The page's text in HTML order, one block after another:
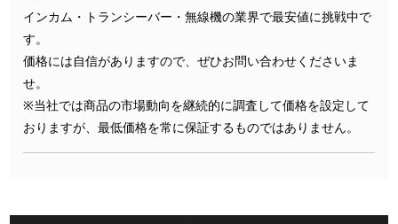
インカム・トランシーバー・無線機の業界で最安値に挑戦中で
す。
価格には自信がありますので、ぜひお問い合わせくださいま
せ。
※当社では商品の市場動向を継続的に調査して価格を設定して
おりますが、最低価格を常に保証するものではありません。